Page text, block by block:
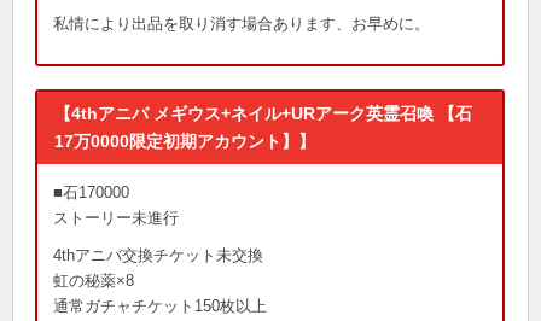
私情により出品を取り消す場合あります、お早めに。
【4thアニバ メギウス+ネイル+URアーク英霊召喚 【石
17万0000限定初期アカウント】】
■石170000
ストーリー未進行
4thアニバ交換チケット未交換
虹の秘薬×8
通常ガチャチケット150枚以上